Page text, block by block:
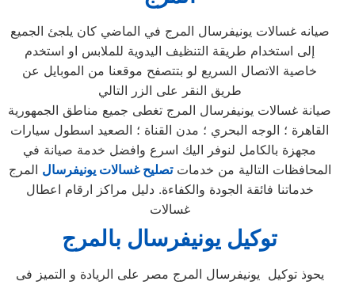
صيانه غسالات يونيفرسال المرج في الماضي كان يلجئ الجميع
إلى استخدام طريقة التنظيف اليدوية للملابس او استخدم
خاصية الاتصال السريع لو بتتصفح موقعنا من الموبايل عن
طريق النقر على الزر التالي
صيانة غسالات يونيفرسال المرج تغطى جميع مناطق الجمهورية
القاهرة ؛ الوجه البحري ؛ مدن القناة ؛ الصعيد اسطول سيارات
مجهزة بالكامل لنوفر اليك اسرع وافضل خدمة صيانة في
المحافظات التالية من خدماتتصليح غسالات يونيفرسال المرج
خدماتنا فائقة الجودة والكفاءة. دليل مراكز ارقام اعطال
غسالات
توكيل يونيفرسال بالمرج
يحوذ توكيل يونيفرسال المرج مصر على الريادة و التميز فى